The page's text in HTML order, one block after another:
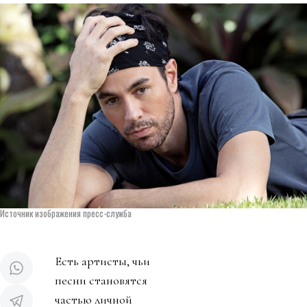
Источник изображения пресс-служба
Есть артисты, чьи
песни становятся
частью личной